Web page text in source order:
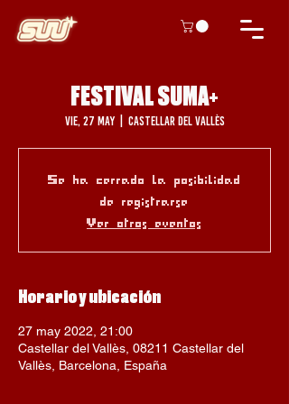
FESTIVAL SUMA+
vie, 27 may
  |
Castellar del Vallès
Se ha cerrado la posibilidad
de registrarse
Ver otros eventos
Horario y ubicación
27 may 2022, 21:00
Castellar del Vallès, 08211 Castellar del
Vallès, Barcelona, España